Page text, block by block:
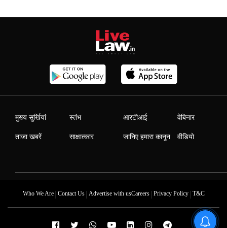
मुख्य सुर्खियां
ताजा खबरें
स्तंभ
साक्षात्कार
आरटीआई
जानिए हमारा कानून
वेबिनार
वीडियो
Who We Are| Contact Us| Advertise with usCareers| Privacy Policy| T&C